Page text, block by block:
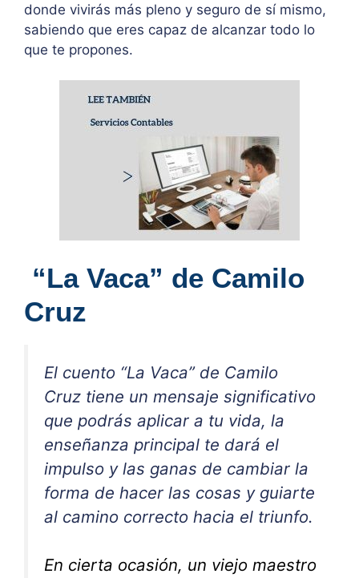
donde vivirás más pleno y seguro de sí mismo,
sabiendo que eres capaz de alcanzar todo lo
que te propones.
“La Vaca” de Camilo
Cruz
El cuento “La Vaca” de Camilo
Cruz tiene un mensaje significativo
que podrás aplicar a tu vida, la
enseñanza principal te dará el
impulso y las ganas de cambiar la
forma de hacer las cosas y guiarte
al camino correcto hacia el triunfo.
En cierta ocasión, un viejo maestro